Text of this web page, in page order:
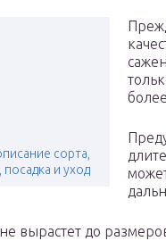
сорта,
и уход
вырастет до